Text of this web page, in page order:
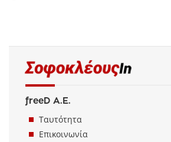
freeD Α.Ε.
Ταυτότητα
Επικοινωνία